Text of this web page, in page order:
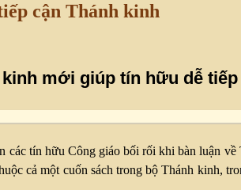
cận Thánh kinh
mới giúp tín hữu dễ
tín hữu Công giáo bối rối khi bàn luận
cả một cuốn sách trong bộ Thánh kinh,